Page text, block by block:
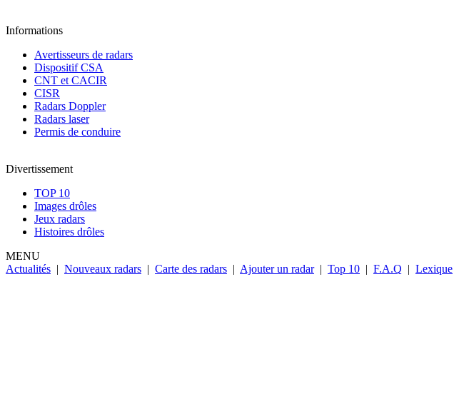
Informations
Avertisseurs de radars
Dispositif CSA
CNT et CACIR
CISR
Radars Doppler
Radars laser
Permis de conduire
Divertissement
TOP 10
Images drôles
Jeux radars
Histoires drôles
MENU
Actualités | Nouveaux radars | Carte des radars | Ajouter un radar | Top 10 | F.A.Q | Lexique